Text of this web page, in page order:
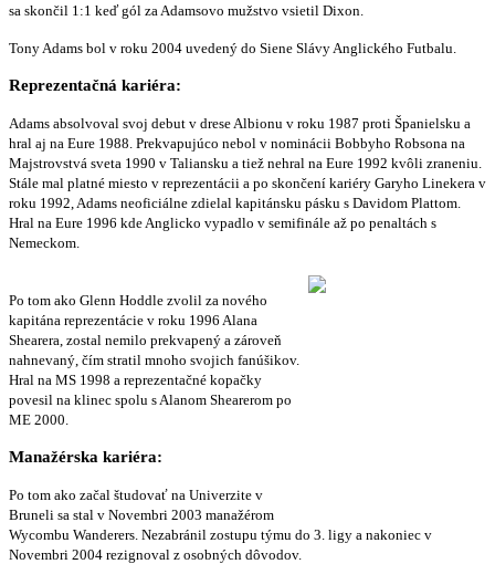
sa skončil 1:1 keď gól za Adamsovo mužstvo vsietil Dixon.
Tony Adams bol v roku 2004 uvedený do Siene Slávy Anglického Futbalu.
Reprezentačná kariéra:
Adams absolvoval svoj debut v drese Albionu v roku 1987 proti Španielsku a
hral aj na Eure 1988. Prekvapujúco nebol v nominácii Bobbyho Robsona na
Majstrovstvá sveta 1990 v Taliansku a tiež nehral na Eure 1992 kvôli zraneniu.
Stále mal platné miesto v reprezentácii a po skončení kariéry Garyho Linekera v
roku 1992, Adams neoficiálne zdielal kapitánsku pásku s Davidom Plattom.
Hral na Eure 1996 kde Anglicko vypadlo v semifinále až po penaltách s
Nemeckom.
Po tom ako Glenn Hoddle zvolil za nového
kapitána reprezentácie v roku 1996 Alana
Shearera, zostal nemilo prekvapený a zároveň
nahnevaný, čím stratil mnoho svojich fanúšikov.
Hral na MS 1998 a reprezentačné kopačky
povesil na klinec spolu s Alanom Shearerom po
ME 2000.
Manažérska kariéra:
Po tom ako začal študovať na Univerzite v
Bruneli sa stal v Novembri 2003 manažérom
Wycombu Wanderers. Nezabránil zostupu týmu do 3. ligy a nakoniec v
Novembri 2004 rezignoval z osobných dôvodov.